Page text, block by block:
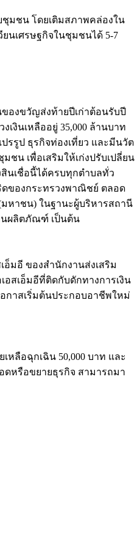
ชุมชน โดยเติมสภาพคล่องใน
นเศรษฐกิจในชุมชนได้ 5-7
ของขวัญส่งท้ายปีเก่าต้อนรับปี
เงินเหลืออยู่ 35,000 ล้านบาท
รรูป ธุรกิจท่องเที่ยว และมีนวัต
ชน เพื่อเสริมให้เก่งปรับเปลี่ยน
นเชื่อนี้ได้ครบทุกตำบลทั่ว
ดของกระทรวงพาณิชย์ ตลอด
หาชน) ในฐานะผู้บริหารสถานี
นผลิตภัณฑ์ เป็นต้น
อ็มอี ของสำนักงานส่งเสริม
อสเอ็มอีที่ติดกับดักทางการเงิน
กาสเริ่มต้นประกอบอาชีพใหม่
หลือฉุกเฉิน 50,000 บาท และ
ดหรือขยายธุรกิจ สามารถมา